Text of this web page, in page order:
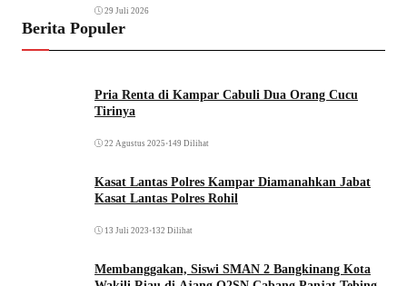
29 Juli 2026
Berita Populer
Pria Renta di Kampar Cabuli Dua Orang Cucu
Tirinya
22 Agustus 2025 •149 Dilihat
Kasat Lantas Polres Kampar Diamanahkan Jabat
Kasat Lantas Polres Rohil
13 Juli 2023 •132 Dilihat
Membanggakan, Siswi SMAN 2 Bangkinang Kota